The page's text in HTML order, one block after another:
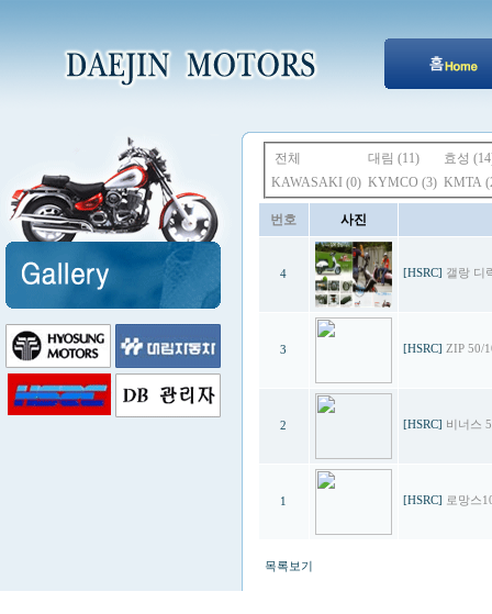
전체 대림 (11)
효성
KAWASAKI (0) KYMCO (3) KMTA
번호 사진
4 [HSRC] 갤랑 디
3 [HSRC] ZIP 50/
2 [HSRC] 비너스
1 [HSRC] 로망스
목록보기